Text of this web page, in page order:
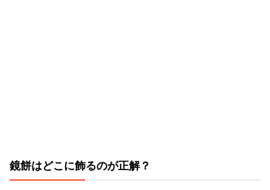
鏡餅はどこに飾るのが正解？